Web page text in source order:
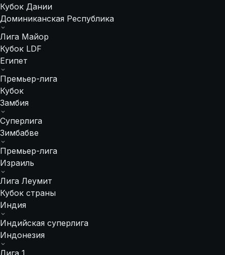
Кубок Дании
Доминиканская Республика
Лига Майор
Кубок LDF
Египет
Премьер-лига
Кубок
Замбия
Суперлига
Зимбабве
Премьер-лига
Израиль
Лига Леумит
Кубок страны
Индия
Индийская суперлига
Индонезия
Лига 1